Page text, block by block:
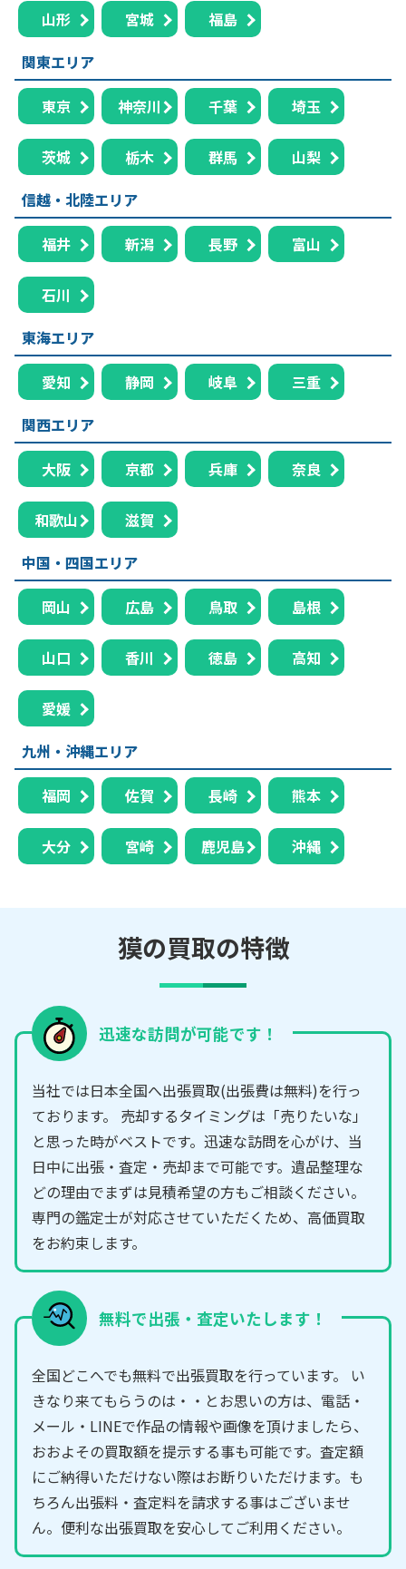
山形 宮城
福島
関東エリア
東京 神奈川 千葉 埼玉
茨城 栃木 群馬
山梨
信越・北陸エリア
福井 新潟 長野 富山
石川
東海エリア
愛知 静岡 岐阜
三重
関西エリア
大阪 京都 兵庫 奈良
和歌山
滋賀
中国・四国エリア
岡山 広島 鳥取 島根
山口 香川 徳島 高知
愛媛
九州・沖縄エリア
福岡 佐賀 長崎 熊本
大分 宮崎 鹿児島 沖縄
獏の買取の特徴
迅速な訪問が可能です！
当社では日本全国へ出張買取(出張費は無料)を行っ
ております。 売却するタイミングは「売りたいな」
と思った時がベストです。迅速な訪問を心がけ、当
日中に出張・査定・売却まで可能です。遺品整理な
どの理由でまずは見積希望の方もご相談ください。
専門の鑑定士が対応させていただくため、高価買取
をお約束します。
無料で出張・査定いたします！
全国どこへでも無料で出張買取を行っています。 い
きなり来てもらうのは・・とお思いの方は、電話・
メール・LINEで作品の情報や画像を頂けましたら、
おおよその買取額を提示する事も可能です。査定額
にご納得いただけない際はお断りいただけます。も
ちろん出張料・査定料を請求する事はございませ
ん。便利な出張買取を安心してご利用ください。